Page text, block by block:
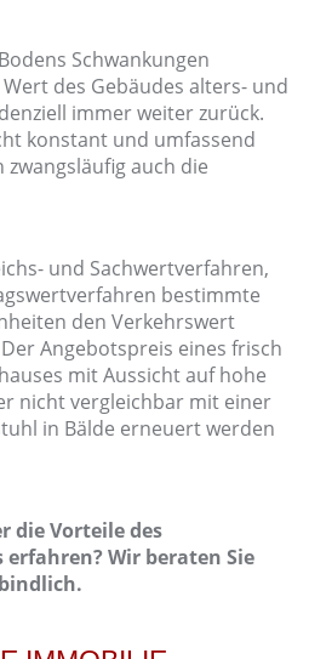
Schwankungen
des Gebäudes alters- und
immer weiter zurück.
konstant und umfassend
auch die
und Sachwertverfahren,
bestimmte
den Verkehrswert
Angebotspreis eines frisch
mit Aussicht auf hohe
nicht vergleichbar mit einer
in Bälde erneuert werden
die Vorteile des
Wir beraten Sie